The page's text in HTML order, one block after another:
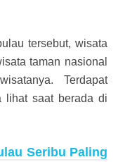
tersebut, wisata
taman nasional
Terdapat
lihat saat berada di
Seribu Paling